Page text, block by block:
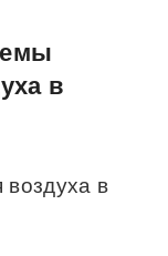
в
воздуха в